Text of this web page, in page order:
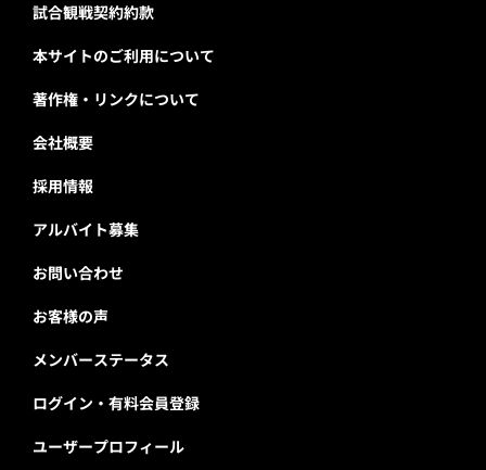
試合観戦契約約款
本サイトのご利用について
著作権・リンクについて
会社概要
採用情報
アルバイト募集
お問い合わせ
お客様の声
メンバーステータス
ログイン・有料会員登録
ユーザープロフィール